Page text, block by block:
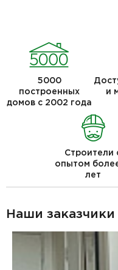
5000
построенных
домов с 2002 года
и
Строители
опытом
лет
Наши заказчики